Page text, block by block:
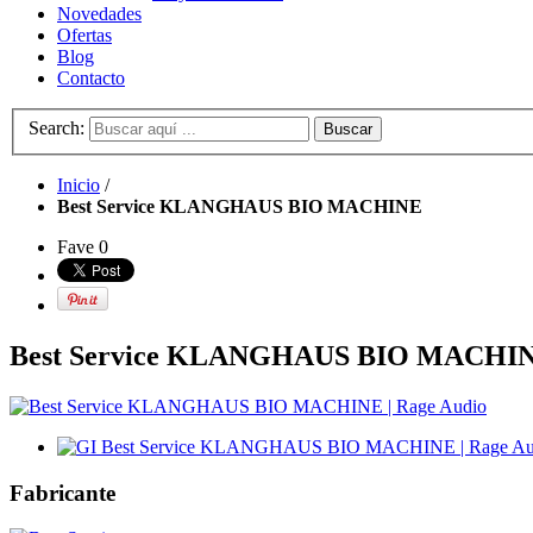
Novedades
Ofertas
Blog
Contacto
Search: Buscar
Inicio /
Best Service KLANGHAUS BIO MACHINE
Fave 0
Best Service KLANGHAUS BIO
Fabricante